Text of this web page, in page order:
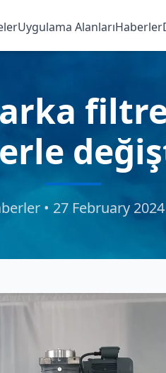
Uygulama AlanlarıHaberler
• 27 February 2024